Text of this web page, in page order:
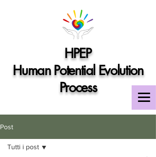
HPEP
Human Potential Evolution
Process
Post
Tutti i post